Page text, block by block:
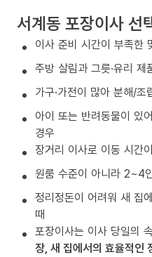
서계동 포장이사 선
이사 준비 시간이 부족한
주방 살림과 그릇·유리
가구·가전이 많아 분해/조
아이 또는 반려동물이 있
경우
장거리 이사로 이동 시간
원룸 수준이 아니라 2~4
정리정돈이 어려워 새 집
때
포장이사는 이사 당일의
장, 새 집에서의 효율적인